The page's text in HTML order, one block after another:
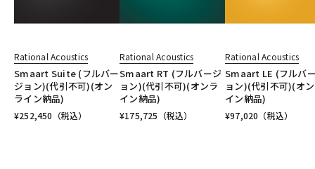
Rational Acoustics
Smaart Suite (フルバー
ジョン)(代引不可)(オン
ライン納品)
¥252,450 （税込）
Rational Acoustics
Smaart RT (フルバージ
ョン)(代引不可)(オンラ
イン納品)
¥175,725 （税込）
Rational Acoustics
Smaart LE (フルバ
ョン)(代引不可)(オ
イン納品)
¥97,020 （税込）